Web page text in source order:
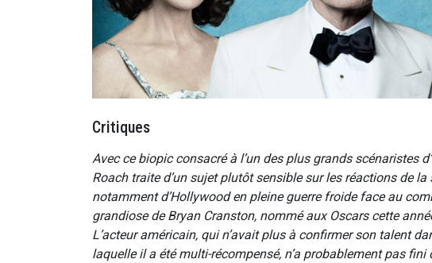
Critiques
Avec ce biopic consacré à l’un des plus grands scénaristes
Roach traite d’un sujet plutôt sensible sur les réactions de
notamment d’Hollywood en pleine guerre froide face au
grandiose de Bryan Cranston, nommé aux Oscars cette
L’acteur américain, qui n’avait plus à confirmer son talent
laquelle il a été multi-récompensé, n’a probablement pas fini